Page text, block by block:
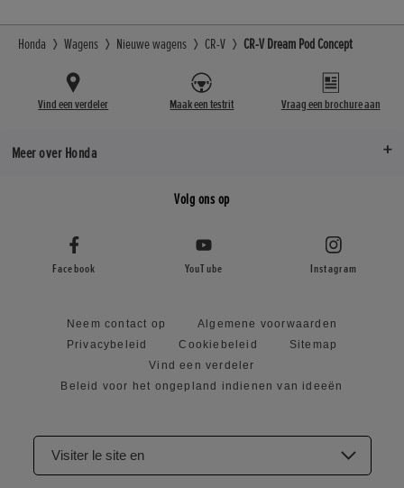
Honda Wagens Nieuwe wagens CR-V CR-V Dream Pod Concept
Vind een verdeler Maak een testrit Vraag een brochure aan
Meer over Honda
Volg ons op
Facebook YouTube Instagram
Neem contact op
Algemene voorwaarden
Privacybeleid
Cookiebeleid
Sitemap
Vind een verdeler
Beleid voor het ongepland indienen van ideeën
Visiter le site en